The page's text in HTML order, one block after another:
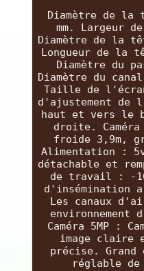
Diamètre de la
mm. Largeur
Diamètre de la
Longueur de la
Diamètre du
Diamètre du
Taille de
d'ajustement de
haut et vers le
droite.
froide 3,9m,
Alimentation :
détachable et
de travail : -
Les canaux
Caméra 5MP :
image claire
précise.
réglable